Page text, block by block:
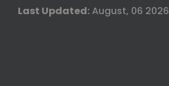
Last Updated: August, 06 2026